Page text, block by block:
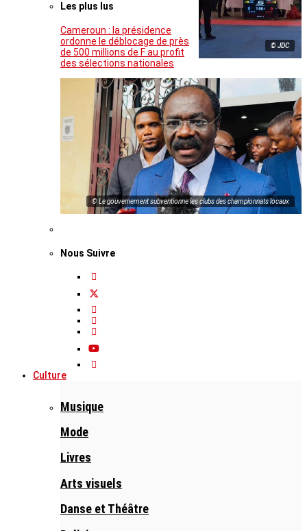
© JDC
Les plus lus
Cameroun : la présidence
ordonne le déblocage de près
de 500 millions de F au profit
des sélections nationales
© Le gouvernement subventionne les clubs des championnats locaux
Nous Suivre
Culture
Musique
Mode
Livres
Arts visuels
Danse et Théâtre